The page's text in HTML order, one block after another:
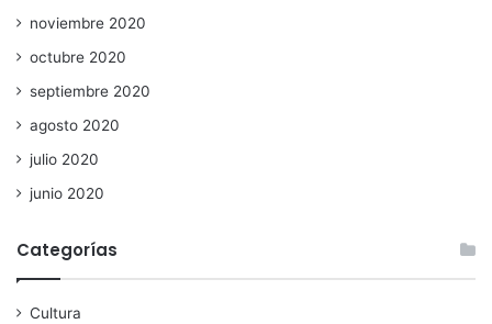
noviembre 2020
octubre 2020
septiembre 2020
agosto 2020
julio 2020
junio 2020
Categorías
Cultura